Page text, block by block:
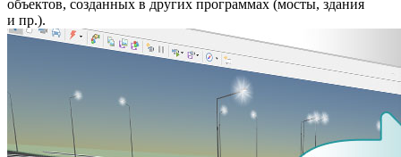
объектов, созданных в других программах (мосты, здания
и пр.).